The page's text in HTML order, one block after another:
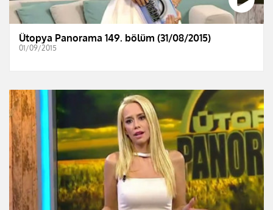
Ütopya Panorama 149. bölüm (31/08/2015)
01/09/2015